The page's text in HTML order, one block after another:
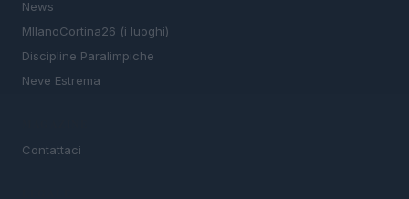
News
MIlanoCortina26 (i luoghi)
Discipline Paralimpiche
Neve Estrema
Contattaci